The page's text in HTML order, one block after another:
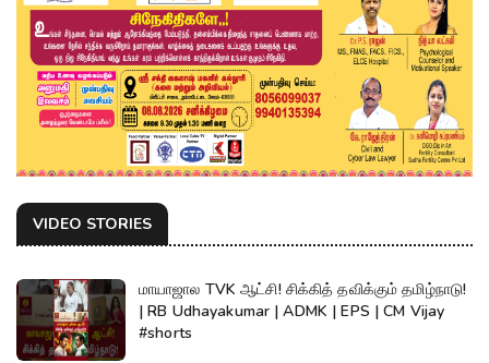
VIDEO STORIES
மாயாஜால TVK ஆட்சி! சிக்கித் தவிக்கும் தமிழ்நாடு!
| RB Udhayakumar | ADMK | EPS | CM Vijay
#shorts